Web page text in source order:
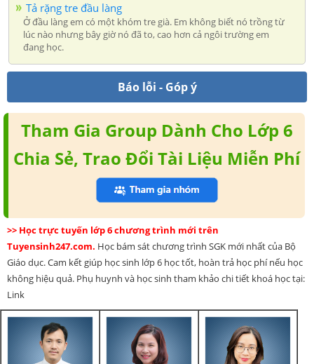
Tả rặng tre đầu làng
Ở đầu làng em có một khóm tre già. Em không biết nó trồng từ
lúc nào nhưng bây giờ nó đã to, cao hơn cả ngôi trường em
đang học.
Báo lỗi - Góp ý
Tham Gia Group Dành Cho Lớp 6
Chia Sẻ, Trao Đổi Tài Liệu Miễn Phí
>> Học trực tuyến lớp 6 chương trình mới trên
Tuyensinh247.com. Học bám sát chương trình SGK mới nhất của Bộ
Giáo dục. Cam kết giúp học sinh lớp 6 học tốt, hoàn trả học phí nếu học
không hiệu quả. Phụ huynh và học sinh tham khảo chi tiết khoá học tại:
Link